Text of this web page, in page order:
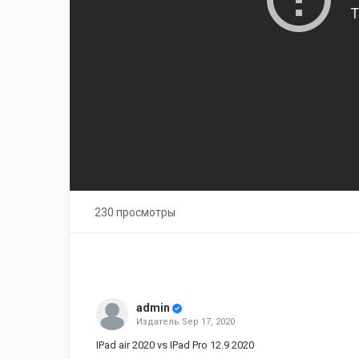
230 просмотры
admin
Издатель Sep 17, 2020
IPad air 2020 vs IPad Pro 12.9 2020